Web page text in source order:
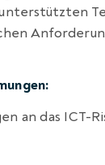
an das ICT-